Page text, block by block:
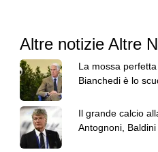
Altre notizie Altre
La mossa
Bianchedi è lo
Il grande calcio
Antognoni, Baldini